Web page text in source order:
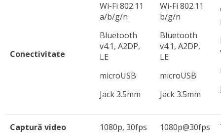
Conectivitate
Wi-Fi 802.11
a/b/g/n
Bluetooth
v4.1, A2DP,
LE
microUSB
Jack 3.5mm
Wi-Fi 802.11
b/g/n
Bluetooth
v4.1, A2DP,
LE
microUSB
Jack 3.5mm
Captură video 1080p, 30fps 1080p@30fps